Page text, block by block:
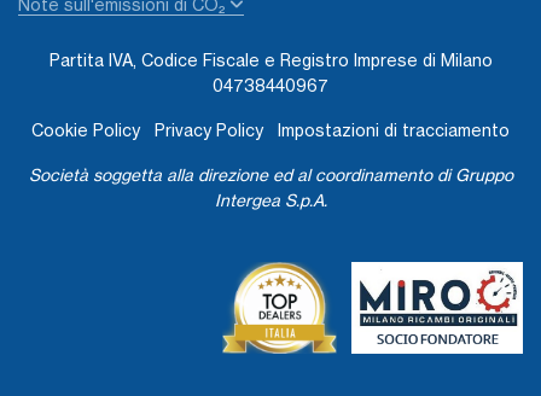
Note sull'emissioni di CO₂
Partita IVA, Codice Fiscale e Registro Imprese di Milano
04738440967
Cookie Policy Privacy Policy Impostazioni di tracciamento
Società soggetta alla direzione ed al coordinamento di Gruppo
Intergea S.p.A.